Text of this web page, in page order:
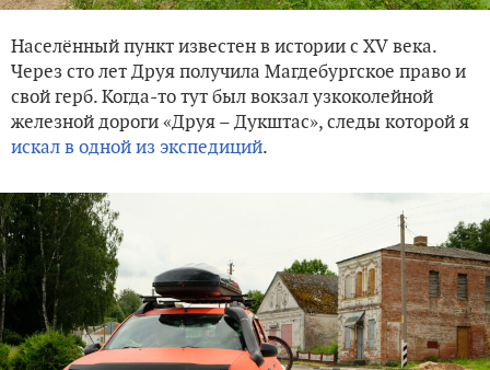
Населённый пункт известен в истории с XV века.
Через сто лет Друя получила Магдебургское право и
свой герб. Когда-то тут был вокзал узкоколейной
железной дороги «Друя – Дукштас», следы которой я
искал в одной из экспедиций.